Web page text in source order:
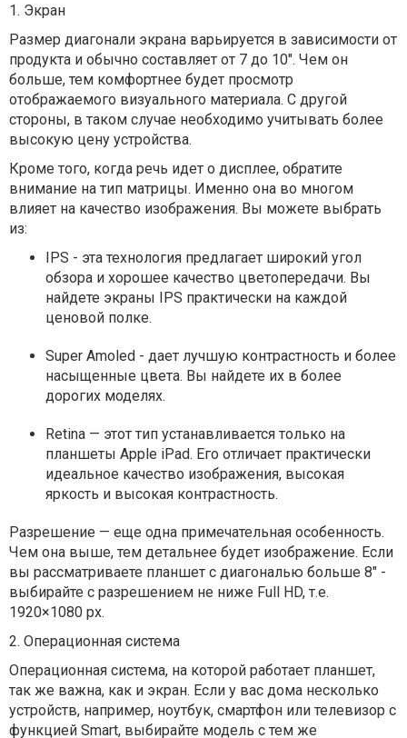
1. Экран
Размер диагонали экрана варьируется в зависимости от
продукта и обычно составляет от 7 до 10". Чем он
больше, тем комфортнее будет просмотр
отображаемого визуального материала. С другой
стороны, в таком случае необходимо учитывать более
высокую цену устройства.
Кроме того, когда речь идет о дисплее, обратите
внимание на тип матрицы. Именно она во многом
влияет на качество изображения. Вы можете выбрать
из:
IPS - эта технология предлагает широкий угол
обзора и хорошее качество цветопередачи. Вы
найдете экраны IPS практически на каждой
ценовой полке.
Super Amoled - дает лучшую контрастность и более
насыщенные цвета. Вы найдете их в более
дорогих моделях.
Retina — этот тип устанавливается только на
планшеты Apple iPad. Его отличает практически
идеальное качество изображения, высокая
яркость и высокая контрастность.
Разрешение — еще одна примечательная особенность.
Чем она выше, тем детальнее будет изображение. Если
вы рассматриваете планшет с диагональю больше 8" -
выбирайте с разрешением не ниже Full HD, т.е.
1920×1080 px.
2. Операционная система
Операционная система, на которой работает планшет,
так же важна, как и экран. Если у вас дома несколько
устройств, например, ноутбук, смартфон или телевизор с
функцией Smart, выбирайте модель с тем же